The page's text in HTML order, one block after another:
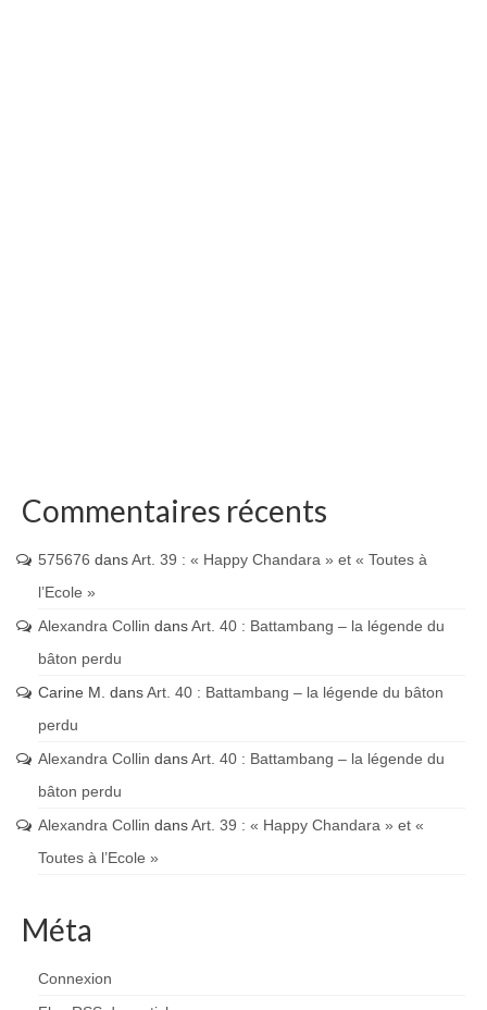
Commentaires récents
575676 dansArt. 39 : « Happy Chandara » et « Toutes à
l’Ecole »
Alexandra Collin dansArt. 40 : Battambang – la légende du
bâton perdu
Carine M. dansArt. 40 : Battambang – la légende du bâton
perdu
Alexandra Collin dansArt. 40 : Battambang – la légende du
bâton perdu
Alexandra Collin dansArt. 39 : « Happy Chandara » et «
Toutes à l’Ecole »
Méta
Connexion